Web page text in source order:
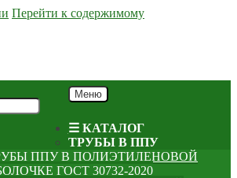
Перейти к содержимому
Меню
☰ КАТАЛОГ
ТРУБЫ В ППУ
ППУ В ПОЛИЭТИЛЕНОВОЙ
ГОСТ 30732-2020